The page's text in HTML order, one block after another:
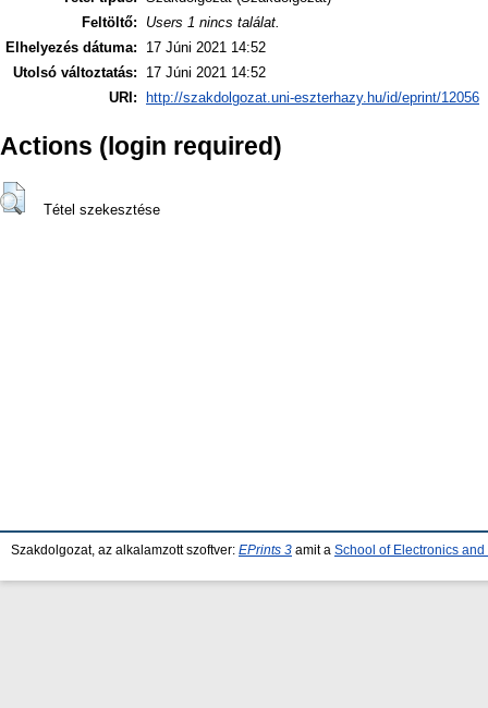
Feltöltő:
Users 1 nincs találat.
Elhelyezés dátuma:
17 Júni 2021 14:52
Utolsó változtatás:
17 Júni 2021 14:52
URI:
http://szakdolgozat.uni-eszterhazy.hu/id/eprint/12056
Actions (login required)
Tétel szekesztése
Szakdolgozat, az alkalamzott szoftver: EPrints 3 amit a School of Electronics